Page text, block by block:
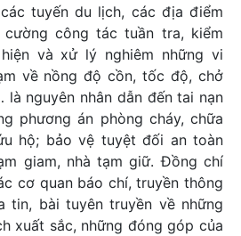
tuyến du lịch, các địa điểm
công tác tuần tra, kiểm
và xử lý nghiêm những vi
về nồng độ cồn, tốc độ, chở
nguyên nhân dẫn đến tai nạn
phương án phòng cháy, chữa
hộ; bảo vệ tuyệt đối an toàn
giam, nhà tạm giữ. Đồng chí
cơ quan báo chí, truyền thông
tin, bài tuyên truyền về những
xuất sắc, những đóng góp của